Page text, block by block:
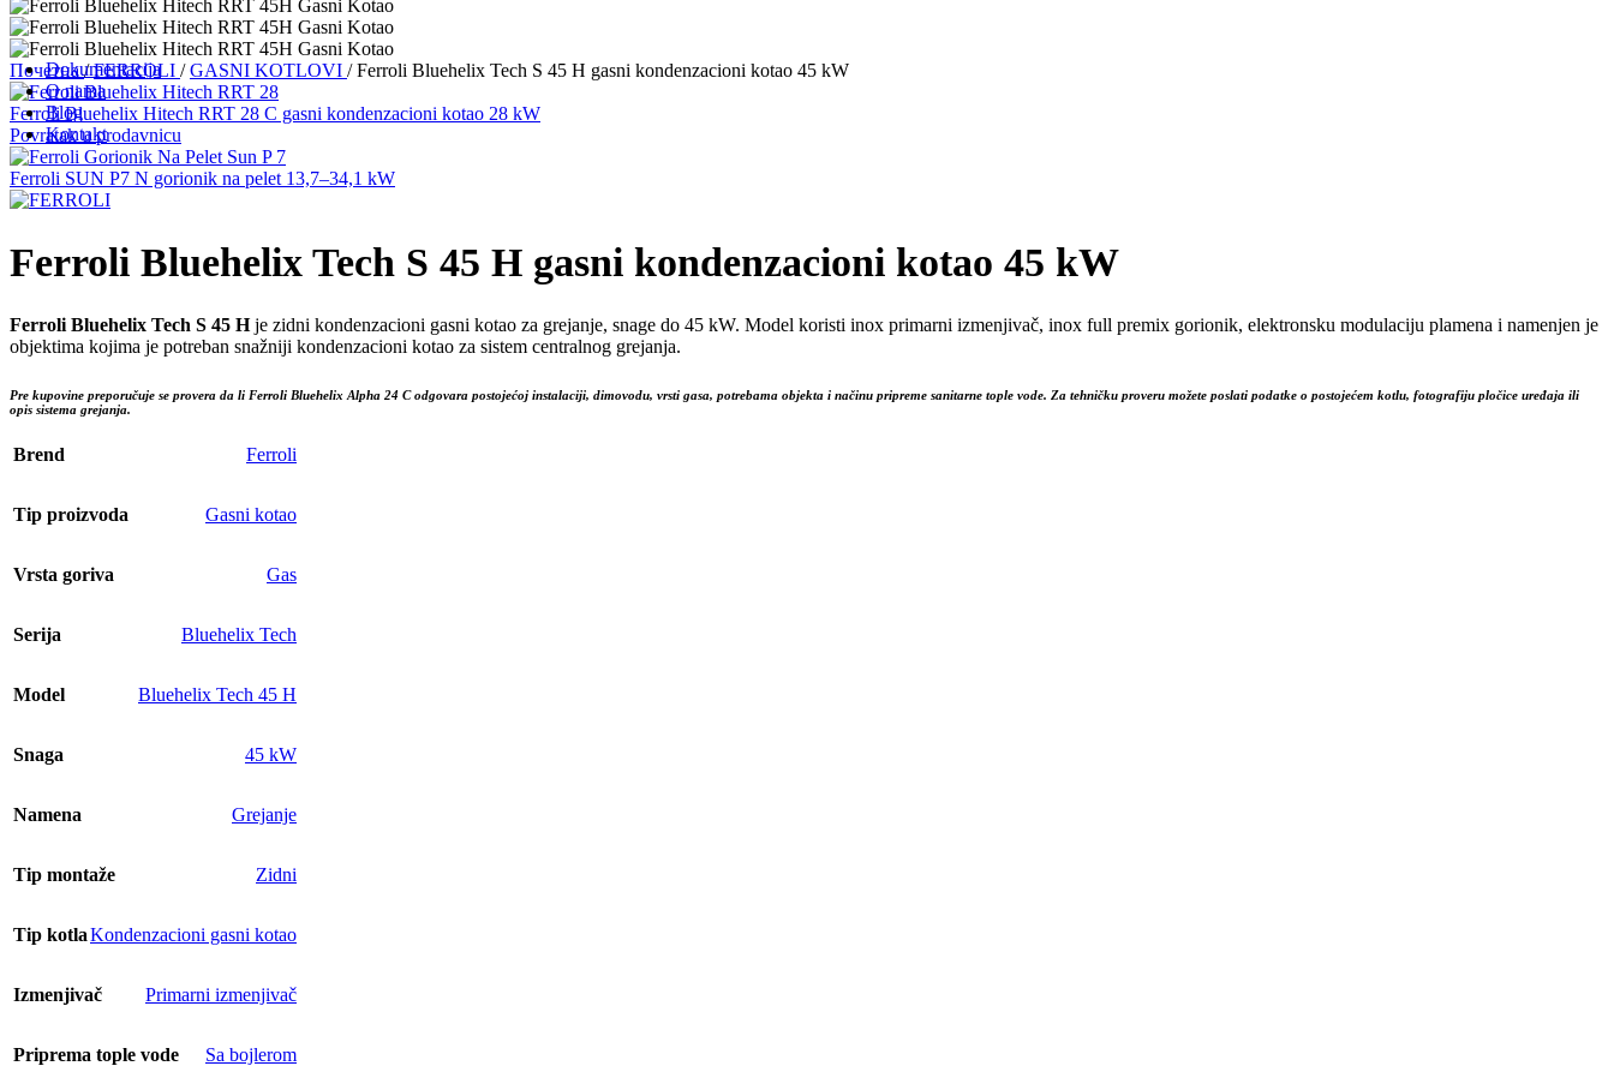
Dokumentacija
O nama
Blog
Kontakt
Почетна/ FERROLI / GASNI KOTLOVI / Ferroli Bluehelix Tech S 45 H gasni kondenzacioni kotao 45 kW
Ferroli Bluehelix Hitech RRT 28 C gasni kondenzacioni kotao 28 kW
Povratak u prodavnicu
Ferroli SUN P7 N gorionik na pelet 13,7–34,1 kW
Ferroli Bluehelix Tech S 45 H gasni kondenzacioni kotao 45 kW
Ferroli Bluehelix Tech S 45 Hje zidni kondenzacioni gasni kotao za grejanje, snage do 45 kW. Model koristi inox primarni izmenjivač, inox full premix gorionik, elektronsku modulaciju plamena i namenjen je
objektima kojima je potreban snažniji kondenzacioni kotao za sistem centralnog grejanja.
Pre kupovine preporučuje se provera da li Ferroli Bluehelix Alpha 24 C odgovara postojećoj instalaciji, dimovodu, vrsti gasa, potrebama objekta i načinu pripreme sanitarne tople vode. Za tehničku proveru možete poslati podatke o postojećem kotlu, fotografiju pločice uređaja ili
opis sistema grejanja.
Brend Ferroli
Tip proizvoda Gasni kotao
Vrsta goriva Gas
Serija Bluehelix Tech
Model Bluehelix Tech 45 H
Snaga 45 kW
Namena Grejanje
Tip montaže Zidni
Tip kotlaKondenzacioni gasni kotao
Izmenjivač Primarni izmenjivač
Priprema tople vode
Sa bojlerom